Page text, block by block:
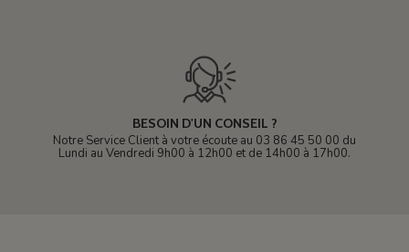
BESOIN D'UN CONSEIL ?
Notre Service Client à votre écoute au 03 86 45 50 00 du
Lundi au Vendredi 9h00 à 12h00 et de 14h00 à 17h00.